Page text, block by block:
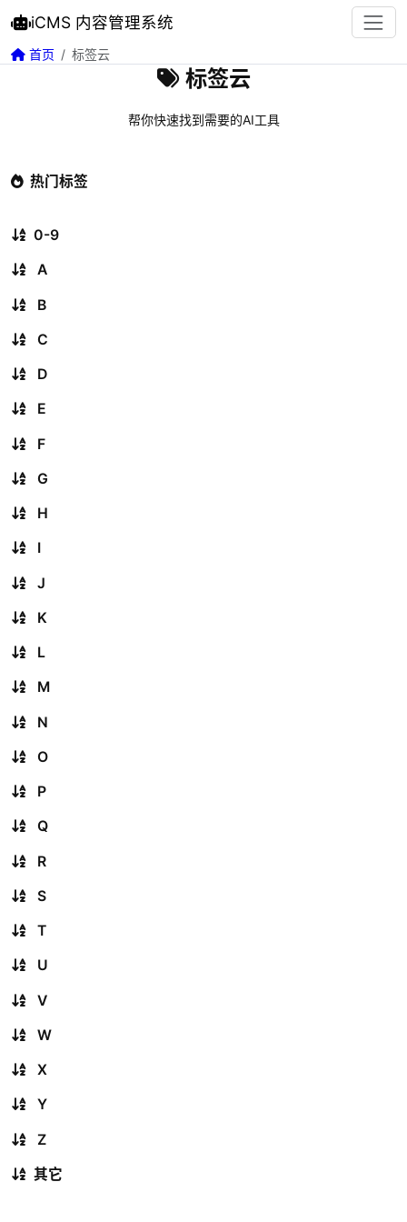
iCMS 内容管理系统
首页 标签云
标签云
帮你快速找到需要的AI工具
热门标签
0-9
A
B
C
D
E
F
G
H
I
J
K
L
M
N
O
P
Q
R
S
T
U
V
W
X
Y
Z
其它